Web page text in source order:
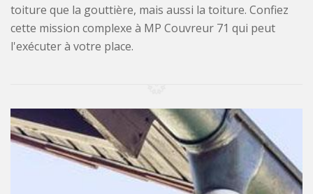
toiture que la gouttière, mais aussi la toiture. Confiez
cette mission complexe à MP Couvreur 71 qui peut
l'exécuter à votre place.